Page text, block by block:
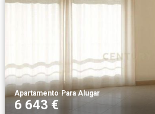
Apartamento·Para Alugar
6 643 €